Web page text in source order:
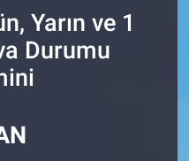
Yarın ve 1
Durumu
Fikstür